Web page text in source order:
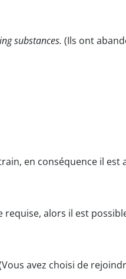
substances. (Ils ont
en conséquence il est
requise, alors il est
avez choisi de